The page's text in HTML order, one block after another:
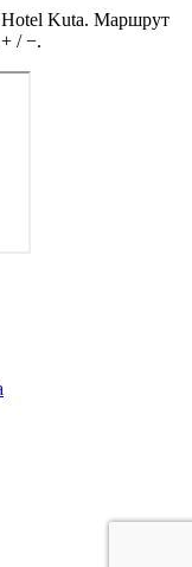
Kuta. Маршрут
/ −.